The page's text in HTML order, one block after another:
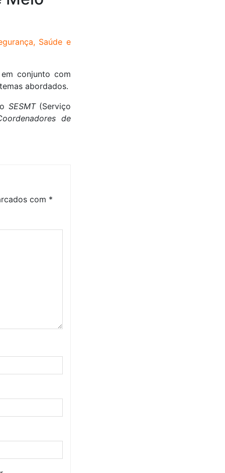
Saúde e
conjunto com
abordados.
SESMT(Serviço
de
com *